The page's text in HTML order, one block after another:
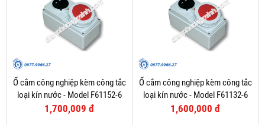
Ổ cắm công nghiệp kèm công tắc
loại kín nước - Model F61152-6
1,700,009 đ
Ổ cắm công nghiệp kèm công tắc
loại kín nước - Model F61132-6
1,600,000 đ